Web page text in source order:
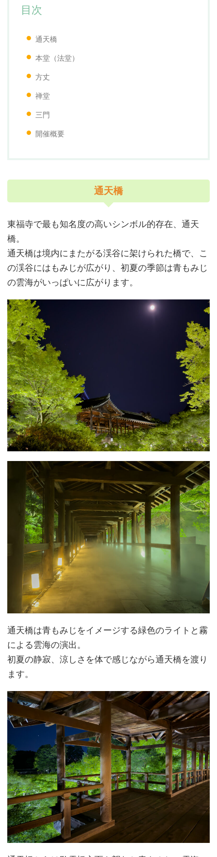
目次
通天橋
本堂（法堂）
方丈
禅堂
三門
開催概要
通天橋
東福寺で最も知名度の高いシンボル的存在、通天
橋。
通天橋は境内にまたがる渓谷に架けられた橋で、こ
の渓谷にはもみじが広がり、初夏の季節は青もみじ
の雲海がいっぱいに広がります。
通天橋は青もみじをイメージする緑色のライトと霧
による雲海の演出。
初夏の静寂、涼しさを体で感じながら通天橋を渡り
ます。